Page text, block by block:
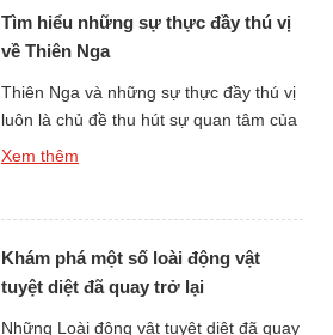
nghìn mét dưới mặt […]
Tìm hiểu những sự thực đầy thú vị
về Thiên Nga
Thiên Nga và những sự thực đầy thú vị
luôn là chủ đề thu hút sự quan tâm của
những người yêu thiên nhiên và động
nga từ lâu đã trở […]
Xem thêm
Khám phá một số loài động vật
tuyệt diệt đã quay trở lại
Những Loài động vật tuyệt diệt đã quay